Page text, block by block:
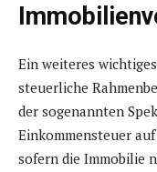
Ein weiteres
steuerliche
der sogenannten
Einkommensteuer
sofern die Immobilie